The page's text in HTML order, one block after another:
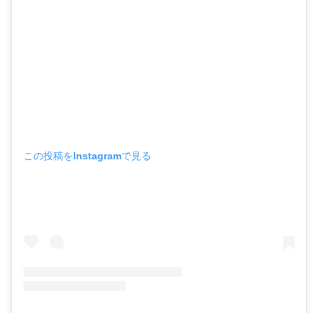
この投稿をInstagramで見る